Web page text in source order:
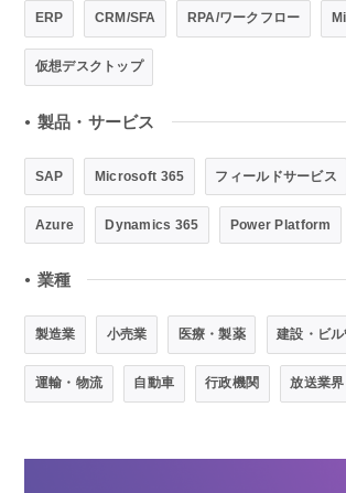
ERP CRM/SFA RPA/ワークフロー
仮想デスクトップ
● 製品・サービス
SAP Microsoft 365 フィールドサービス
Azure Dynamics 365 Power Platform
● 業種
製造業 小売業 医療・製薬 建設・ビ
運輸・物流 自動車 行政機関 放送業界